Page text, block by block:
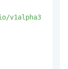
v1alpha3